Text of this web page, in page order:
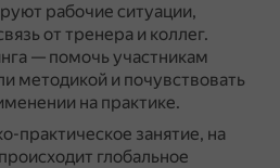
рабочие ситуации,
от тренера и коллег.
— помочь участникам
методикой и почувствовать
на практике.
практическое занятие, на
глобальное